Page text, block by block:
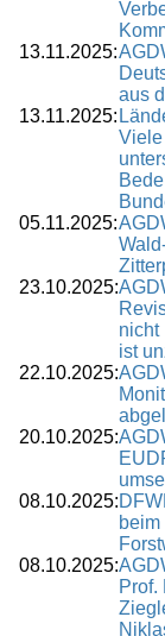
13.11.2025:
aus
13.11.2025:
05.11.2025:
23.10.2025:
nicht
ist
22.10.2025:
20.10.2025:
08.10.2025:
08.10.2025:
Prof.